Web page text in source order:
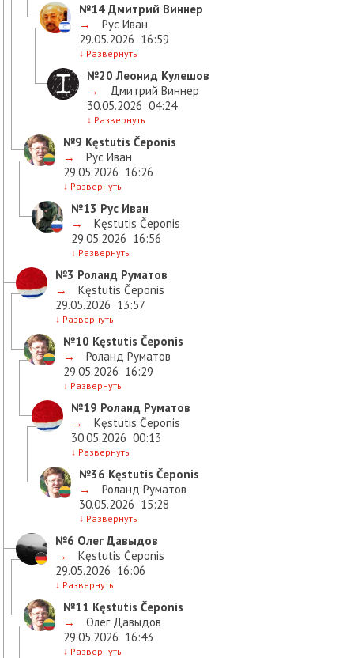
№14 Дмитрий Виннер
→
Рус Иван
29.05.2026 16:59
↓ Развернуть
№20 Леонид Кулешов
→
Дмитрий Виннер
30.05.2026 04:24
↓ Развернуть
№9 Kęstutis Čeponis
→
Рус Иван
29.05.2026 16:26
↓ Развернуть
№13 Рус Иван
→
Kęstutis Čeponis
29.05.2026 16:56
↓ Развернуть
№3 Роланд Руматов
→
Kęstutis Čeponis
29.05.2026 13:57
↓ Развернуть
№10 Kęstutis Čeponis
→
Роланд Руматов
29.05.2026 16:29
↓ Развернуть
№19 Роланд Руматов
→
Kęstutis Čeponis
30.05.2026 00:13
↓ Развернуть
№36 Kęstutis Čeponis
→
Роланд Руматов
30.05.2026 15:28
↓ Развернуть
№6 Олег Давыдов
→
Kęstutis Čeponis
29.05.2026 16:06
↓ Развернуть
№11 Kęstutis Čeponis
→
Олег Давыдов
29.05.2026 16:43
↓ Развернуть